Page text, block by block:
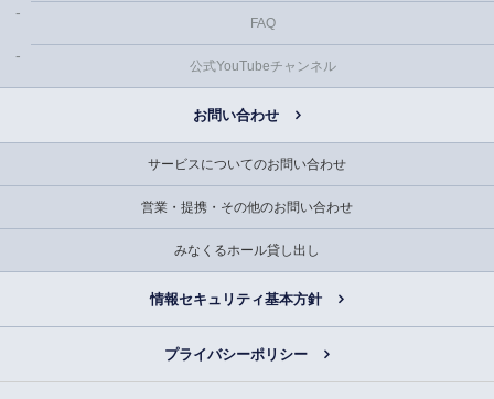
FAQ
公式YouTubeチャンネル
お問い合わせ
サービスについてのお問い合わせ
営業・提携・その他のお問い合わせ
みなくるホール貸し出し
情報セキュリティ基本方針
プライバシーポリシー